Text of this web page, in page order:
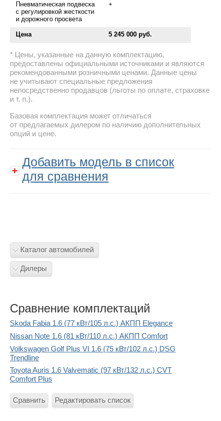
Пневматическая подвеска
с регулировкой жесткости
и дорожного просвета
+
Цена 5 245 000 руб.
Цены, указанные на данную комплектацию,
предоставлены официальными источниками и являются
рекомендованными розничными ценами. Данные цены
не учитывают специальные предложения
непосредственно продавцов (льготы по оплате, страховке
и т. п.).
Базовая комплектация может отличаться
от предлагаемых дилером по наличию дополнительных
опций и цене.
Добавить модель в список
для сравнения
Каталог автомобилей
Дилеры
Сравнение комплектаций
Skoda Fabia 1.6 (77 кВт/105 л.с.) АКПП Elegance
Nissan Note 1.6 (81 кВт/110 л.с.) АКПП Comfort
Volkswagen Golf Plus VI 1.6 (75 кВт/102 л.с.) DSG
Trendline
Toyota Auris 1.6 Valvematic (97 кВт/132 л.с.) CVT
Comfort Plus
Сравнить Редактировать список